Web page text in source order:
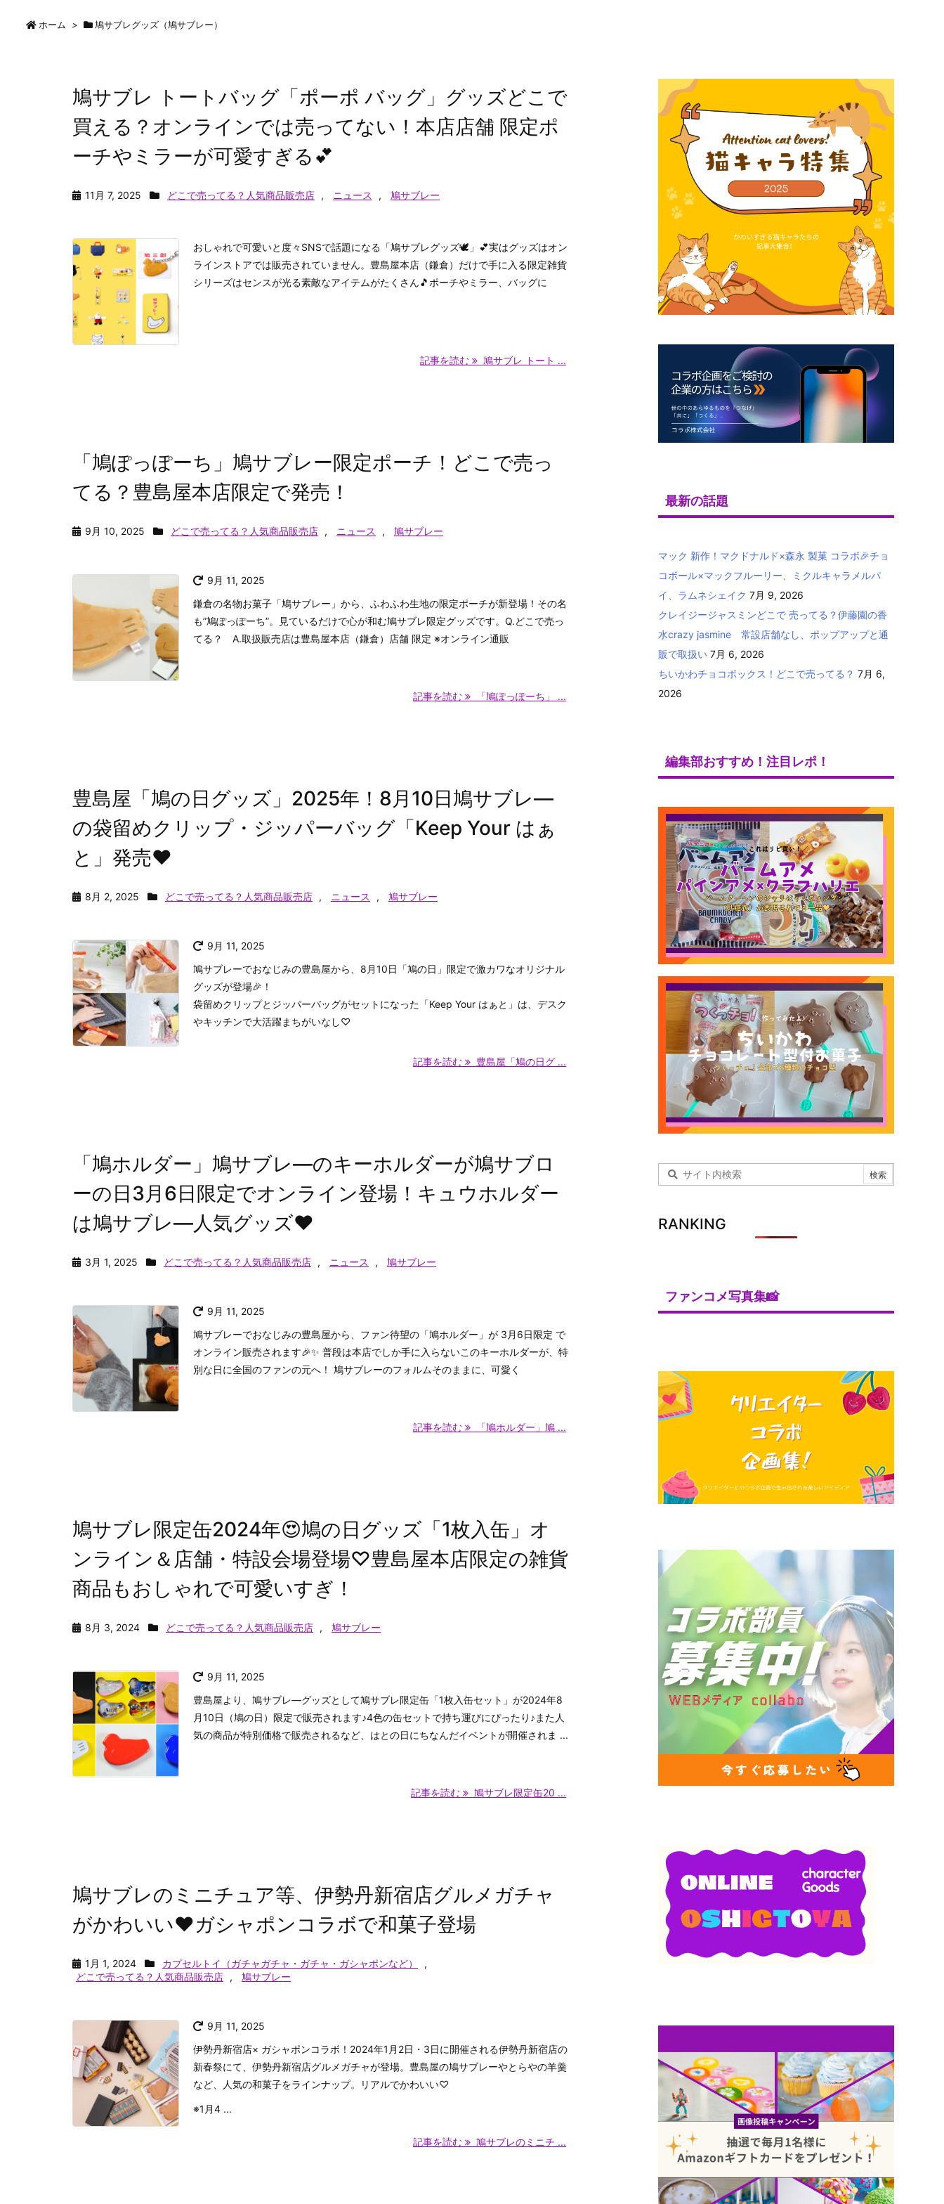
ホーム > 鳩サブレグッズ（鳩サブレー）
鳩サブレ トートバッグ「ポーポ バッグ」グッズどこで
買える？オンラインでは売ってない！本店店舗 限定ポ
ーチやミラーが可愛すぎる💕
11月 7, 2025 どこで売ってる？人気商品販売店 , ニュース , 鳩サブレー
おしゃれで可愛いと度々SNSで話題になる「鳩サブレグッズ🕊」💕実はグッズはオン
ラインストアでは販売されていません。豊島屋本店（鎌倉）だけで手に入る限定雑貨
シリーズはセンスが光る素敵なアイテムがたくさん🎵ポーチやミラー、バッグに
記事を読む 鳩サブレ トート ...
「鳩ぽっぽーち」鳩サブレー限定ポーチ！どこで売っ
てる？豊島屋本店限定で発売！
9月 10, 2025 どこで売ってる？人気商品販売店 , ニュース , 鳩サブレー
9月 11, 2025
鎌倉の名物お菓子「鳩サブレー」から、ふわふわ生地の限定ポーチが新登場！その名
も”鳩ぽっぽーち”。見ているだけで心が和む鳩サブレ限定グッズです。Q.どこで売っ
てる？ A.取扱販売店は豊島屋本店（鎌倉）店舗 限定 ※オンライン通販
記事を読む 「鳩ぽっぽーち」 ...
豊島屋「鳩の日グッズ」2025年！8月10日鳩サブレ―
の袋留めクリップ・ジッパーバッグ「Keep Your はぁ
と」発売♥
8月 2, 2025 どこで売ってる？人気商品販売店 , ニュース , 鳩サブレー
9月 11, 2025
鳩サブレーでおなじみの豊島屋から、8月10日「鳩の日」限定で激カワなオリジナル
グッズが登場🎉！
袋留めクリップとジッパーバッグがセットになった「Keep Your はぁと」は、デスク
やキッチンで大活躍まちがいなし♡
記事を読む 豊島屋「鳩の日グ ...
「鳩ホルダー」鳩サブレ―のキーホルダーが鳩サブロ
ーの日3月6日限定でオンライン登場！キュウホルダー
は鳩サブレ―人気グッズ♥
3月 1, 2025 どこで売ってる？人気商品販売店 , ニュース , 鳩サブレー
9月 11, 2025
鳩サブレーでおなじみの豊島屋から、ファン待望の「鳩ホルダー」が 3月6日限定 で
オンライン販売されます🎉✨ 普段は本店でしか手に入らないこのキーホルダーが、特
別な日に全国のファンの元へ！ 鳩サブレーのフォルムそのままに、可愛く
記事を読む 「鳩ホルダー」鳩 ...
鳩サブレ限定缶2024年😍鳩の日グッズ「1枚入缶」オ
ンライン＆店舗・特設会場登場♡豊島屋本店限定の雑貨
商品もおしゃれで可愛いすぎ！
8月 3, 2024 どこで売ってる？人気商品販売店 , 鳩サブレー
9月 11, 2025
豊島屋より、鳩サブレ―グッズとして鳩サブレ限定缶「1枚入缶セット」が2024年8
月10日（鳩の日）限定で販売されます♪4色の缶セットで持ち運びにぴったり♪また人
気の商品が特別価格で販売されるなど、はとの日にちなんだイベントが開催されま ...
記事を読む 鳩サブレ限定缶20 ...
鳩サブレのミニチュア等、伊勢丹新宿店グルメガチャ
がかわいい♥ガシャポンコラボで和菓子登場
1月 1, 2024 カプセルトイ（ガチャガチャ・ガチャ・ガシャポンなど）
,
どこで売ってる？人気商品販売店 , 鳩サブレー
9月 11, 2025
伊勢丹新宿店× ガシャポンコラボ！2024年1月2日・3日に開催される伊勢丹新宿店の
新春祭にて、伊勢丹新宿店グルメガチャが登場。豊島屋の鳩サブレーやとらやの羊羹
など、人気の和菓子をラインナップ。リアルでかわいい♡
※1月4 ...
記事を読む 鳩サブレのミニチ ...
最新の話題
マック 新作！マクドナルド×森永 製菓 コラボ🎉チョ
コボール×マックフルーリー、ミクルキャラメルパ
イ、ラムネシェイク 7月 9, 2026
クレイジージャスミンどこで 売ってる？伊藤園の香
水crazy jasmine 常設店舗なし、ポップアップと通
販で取扱い 7月 6, 2026
ちいかわチョコボックス！どこで売ってる？ 7月 6,
2026
編集部おすすめ！注目レポ！
RANKING
ファンコメ写真集📸